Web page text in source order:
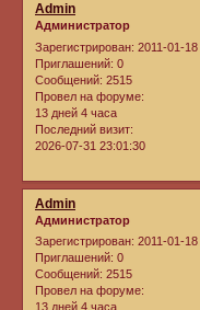
Admin
Администратор
Зарегистрирован: 2011-01-18
Приглашений: 0
Сообщений: 2515
Провел на форуме:
13 дней 4 часа
Последний визит:
2026-07-31 23:01:30
Admin
Администратор
Зарегистрирован: 2011-01-18
Приглашений: 0
Сообщений: 2515
Провел на форуме:
13 дней 4 часа